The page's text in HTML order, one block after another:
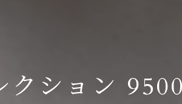
ニュアンス
クション